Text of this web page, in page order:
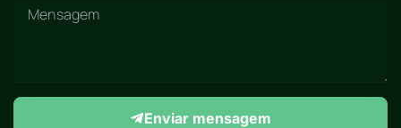
Enviar mensagem